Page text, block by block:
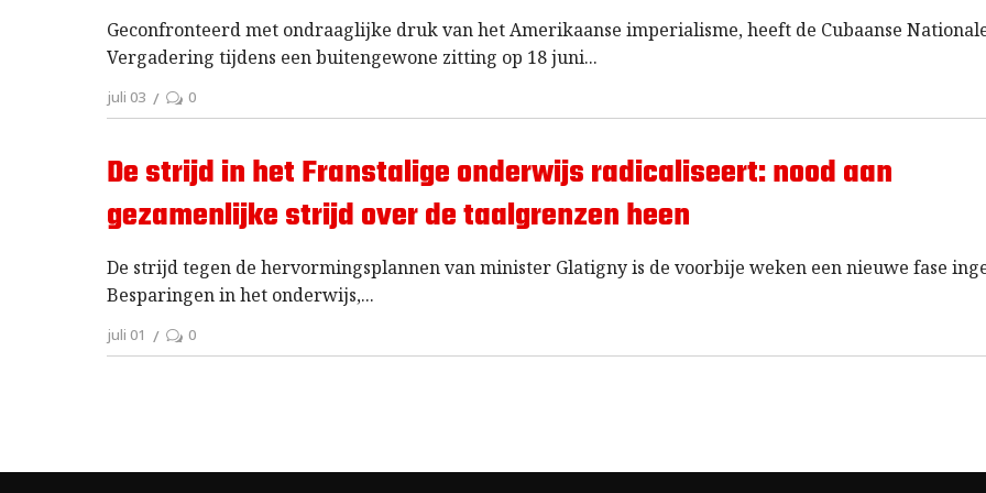
Geconfronteerd met ondraaglijke druk van het Amerikaanse imperialisme, heeft de Cubaanse
Vergadering tijdens een buitengewone zitting op 18 juni
juli 03 0
De strijd in het Franstalige onderwijs radicaliseert: nood aan
gezamenlijke strijd over de taalgrenzen heen
De strijd tegen de hervormingsplannen van minister Glatigny is de voorbije weken een nieuwe fase
Besparingen in het onderwijs,
juli 01 0